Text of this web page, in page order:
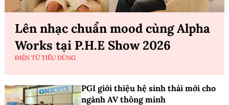
Lên nhạc chuẩn mood cùng Alpha
Works tại P.H.E Show 2026
ĐIỆN TỬ TIÊU DÙNG
PGI giới thiệu hệ sinh thái mới cho
ngành AV thông minh